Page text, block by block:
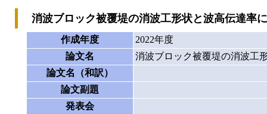
消波ブロック被覆堤の消波工形状と波高伝達率
作成年度
2022年度
論文名
消波ブロック被覆堤の消波工
論文名（和訳）
論文副題
発表会